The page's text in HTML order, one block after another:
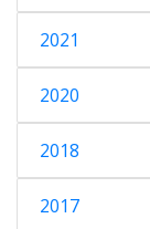
2021
2020
2018
2017